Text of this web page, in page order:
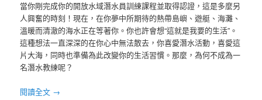
當你剛完成你的開放水域潛水員訓練課程並取得認證，這是多麼另
人興奮的時刻！現在，在你夢中所期待的熱帶島嶼、遊艇、海灘、
溫暖而清澈的海水正在等著你。你也許會想“這就是我要的生活”。
這種想法一直深深的在你心中無法散去，你喜愛潛水活動，喜愛這
片大海，同時也準備為此改變你的生活習慣。那麼，為何不成為一
名潛水教練呢？
閱讀全文 →